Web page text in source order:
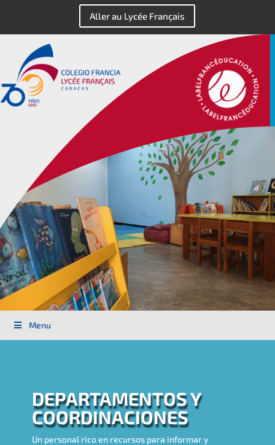
Aller au Lycée Français
Menu
DEPARTAMENTOS Y
COORDINACIONES
Un personal rico en recursos para informar y